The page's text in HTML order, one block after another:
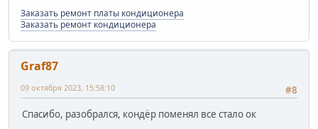
Заказать ремонт платы кондиционера
Заказать ремонт кондиционера
Graf87
#8
09 октября 2023, 15:58:10
Спасибо, разобрался, кондёр поменял все стало ок